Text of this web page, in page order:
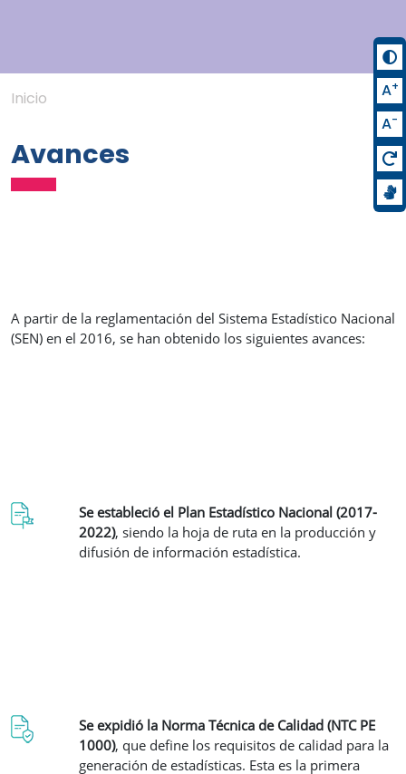
Inicio
Avances
A partir de la reglamentación del Sistema Estadístico Nacional
(SEN) en el 2016, se han obtenido los siguientes avances:
Se estableció el Plan Estadístico Nacional (2017-
2022), siendo la hoja de ruta en la producción y
difusión de información estadística.
Se expidió la Norma Técnica de Calidad (NTC PE
1000), que define los requisitos de calidad para la
generación de estadísticas. Esta es la primera
A+
A-